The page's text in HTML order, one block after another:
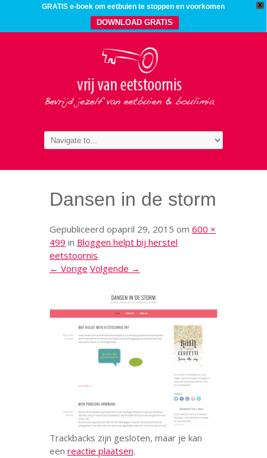
X
GRATIS e-boek om eetbuien te stoppen en voorkomen
DOWNLOAD GRATIS
Dansen in de storm
Gepubliceerd opapril 29, 2015 om 600 ×
499 in Bloggen helpt bij herstel
eetstoornis
← Vorige Volgende →
Trackbacks zijn gesloten, maar je kan
een reactie plaatsen.